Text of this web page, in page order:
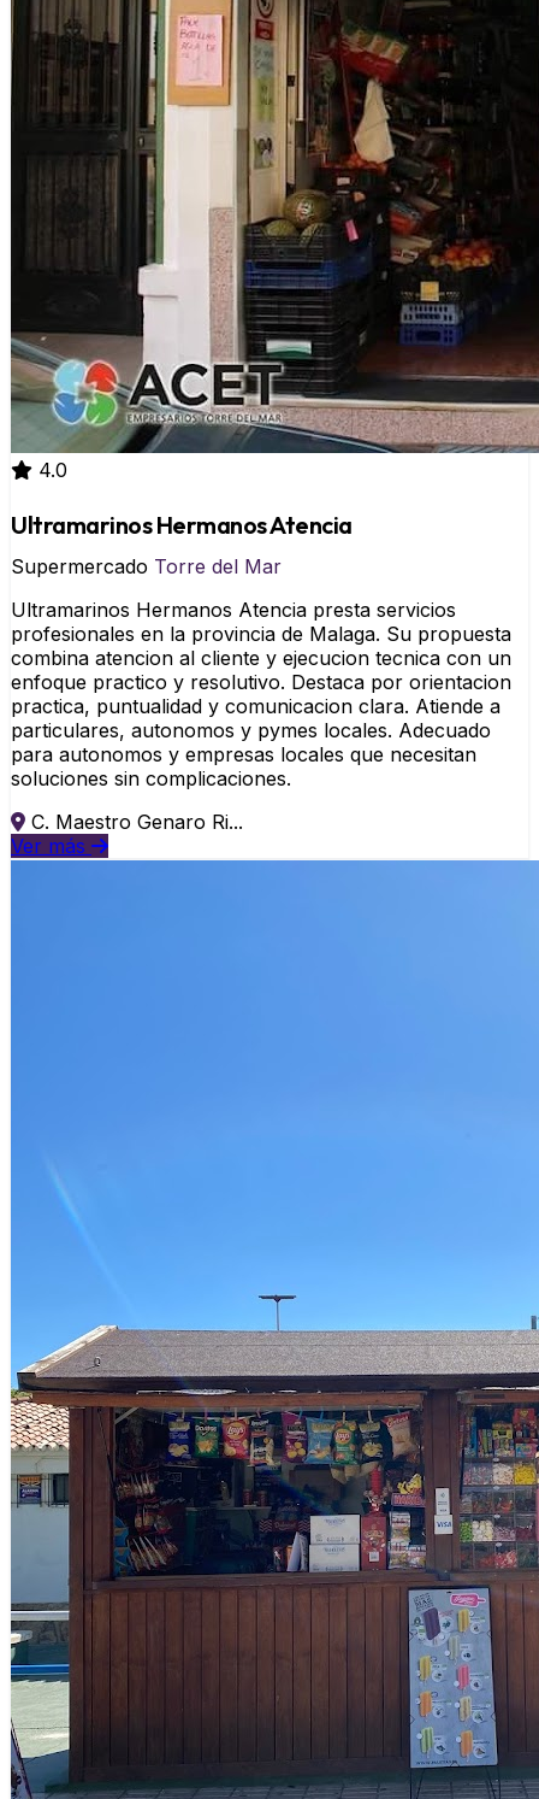
4.0
Ultramarinos Hermanos Atencia
Supermercado Torre del Mar
Ultramarinos Hermanos Atencia presta servicios
profesionales en la provincia de Malaga. Su propuesta
combina atencion al cliente y ejecucion tecnica con un
enfoque practico y resolutivo. Destaca por orientacion
practica, puntualidad y comunicacion clara. Atiende a
particulares, autonomos y pymes locales. Adecuado
para autonomos y empresas locales que necesitan
soluciones sin complicaciones.
C. Maestro Genaro Ri...
Ver más